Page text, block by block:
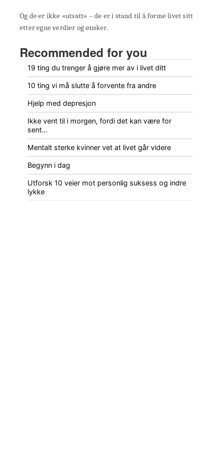
Og de er ikke «utsatt» – de er i stand til å forme livet sitt
etter egne verdier og ønsker.
Recommended for you
19 ting du trenger å gjøre mer av i livet ditt
10 ting vi må slutte å forvente fra andre
Hjelp med depresjon
Ikke vent til i morgen, fordi det kan være for
sent…
Mentalt sterke kvinner vet at livet går videre
Begynn i dag
Utforsk 10 veier mot personlig suksess og indre
lykke